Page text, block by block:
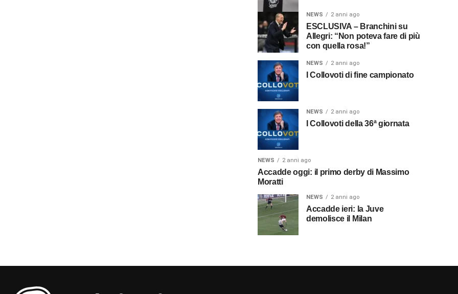
NEWS 2 anni ago
ESCLUSIVA – Branchini su
Allegri: “Non poteva fare di più
con quella rosa!”
NEWS 2 anni ago
I Collovoti di fine campionato
NEWS 2 anni ago
I Collovoti della 36ª giornata
NEWS 2 anni ago
Accadde oggi: il primo derby di Massimo
Moratti
NEWS 2 anni ago
Accadde ieri: la Juve
demolisce il Milan